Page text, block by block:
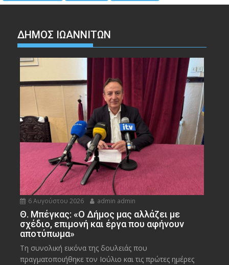
ΔΗΜΟΣ ΙΩΑΝΝΙΤΩΝ
6 Αυγούστου 2026 admin admin
Θ. Μπέγκας: «Ο Δήμος μας αλλάζει με
σχέδιο, επιμονή και έργα που αφήνουν
αποτύπωμα»
Τη συνολική εικόνα της δουλειάς που
πραγματοποιήθηκε τον Ιούλιο και τις πρώτες ημέρες